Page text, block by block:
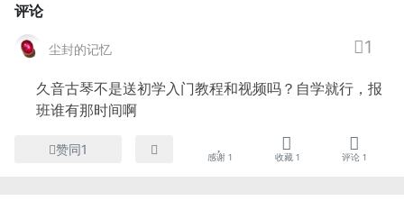
评论
尘封的记忆 1
久音古琴不是送初学入门教程和视频吗？自学就行，报
班谁有那时间啊
赞同1
感谢1 收藏 1 评论1